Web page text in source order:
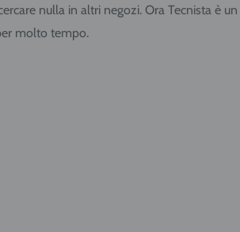
nulla in altri negozi. Ora Tecnista è un
molto tempo.